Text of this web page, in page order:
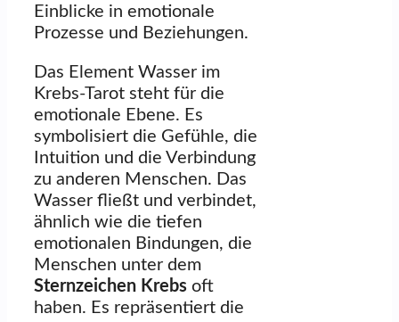
Einblicke in emotionale
Prozesse und Beziehungen.
Das Element Wasser im
Krebs-Tarot steht für die
emotionale Ebene. Es
symbolisiert die Gefühle, die
Intuition und die Verbindung
zu anderen Menschen. Das
Wasser fließt und verbindet,
ähnlich wie die tiefen
emotionalen Bindungen, die
Menschen unter dem
Sternzeichen Krebs oft
haben. Es repräsentiert die